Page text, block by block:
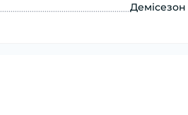
Демісезон